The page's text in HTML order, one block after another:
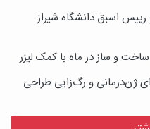
اسبق دانشگاه شیراز
ساخت و ساز در ماه با کمک لیزر
ژن‌درمانی و رگ‌زایی طراحی